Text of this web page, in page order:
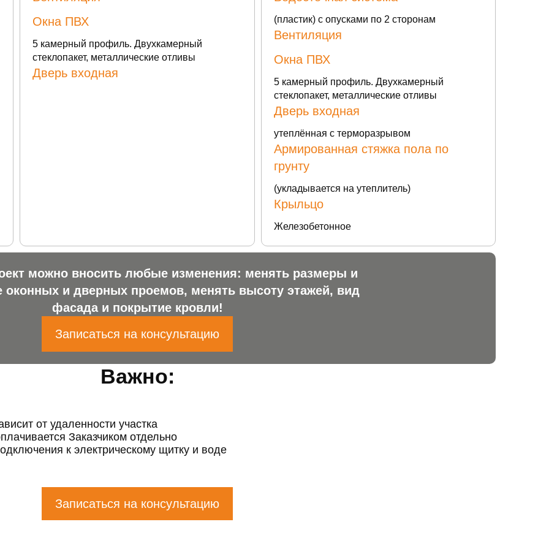
Окна ПВХ
5 камерный профиль. Двухкамерный
стеклопакет, металлические отливы
Дверь входная
(пластик) с опусками по 2 сторонам
Вентиляция
Окна ПВХ
5 камерный профиль. Двухкамерный
стеклопакет, металлические отливы
Дверь входная
утеплённая с терморазрывом
Армированная стяжка пола по
грунту
(укладывается на утеплитель)
Крыльцо
Железобетонное
можно вносить любые изменения: менять размеры и
оконных и дверных проемов, менять высоту этажей, вид
фасада и покрытие кровли!
Записаться на консультацию
Важно:
от удаленности участка
Заказчиком отдельно
к электрическому щитку и воде
Записаться на консультацию